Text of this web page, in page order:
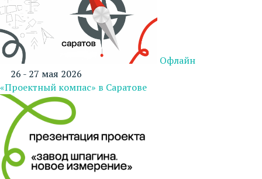
Офлайн
26 - 27 мая 2026
«Проектный компас» в Саратове